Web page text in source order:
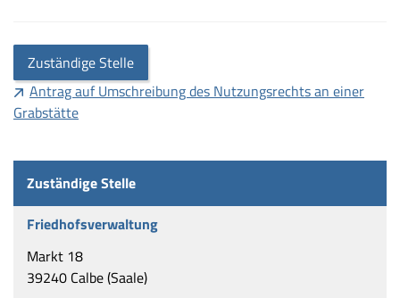
Zuständige Stelle
Antrag auf Umschreibung des Nutzungsrechts an einer
Grabstätte
Zuständige Stelle
Friedhofsverwaltung
Markt 18
39240 Calbe (Saale)